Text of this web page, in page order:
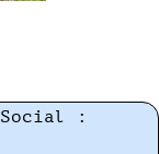
Social :